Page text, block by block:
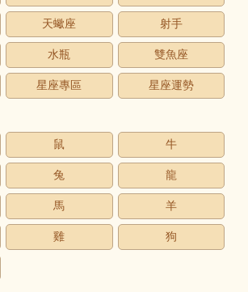
天蠍座 射手
水瓶 雙魚座
星座專區 星座運勢
鼠 牛
兔 龍
馬 羊
雞 狗